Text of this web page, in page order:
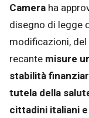
Camera ha
disegno di legge
modificazioni,
recante misure
stabilità
tutela della
cittadini italiani